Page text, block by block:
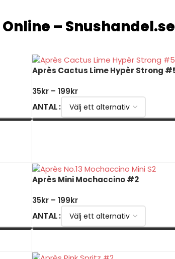
Online – Snushandel.se
Après Cactus Lime Hypèr Strong
35kr – 199kr
ANTAL
Après Mini Mochaccino #2
35kr – 199kr
ANTAL